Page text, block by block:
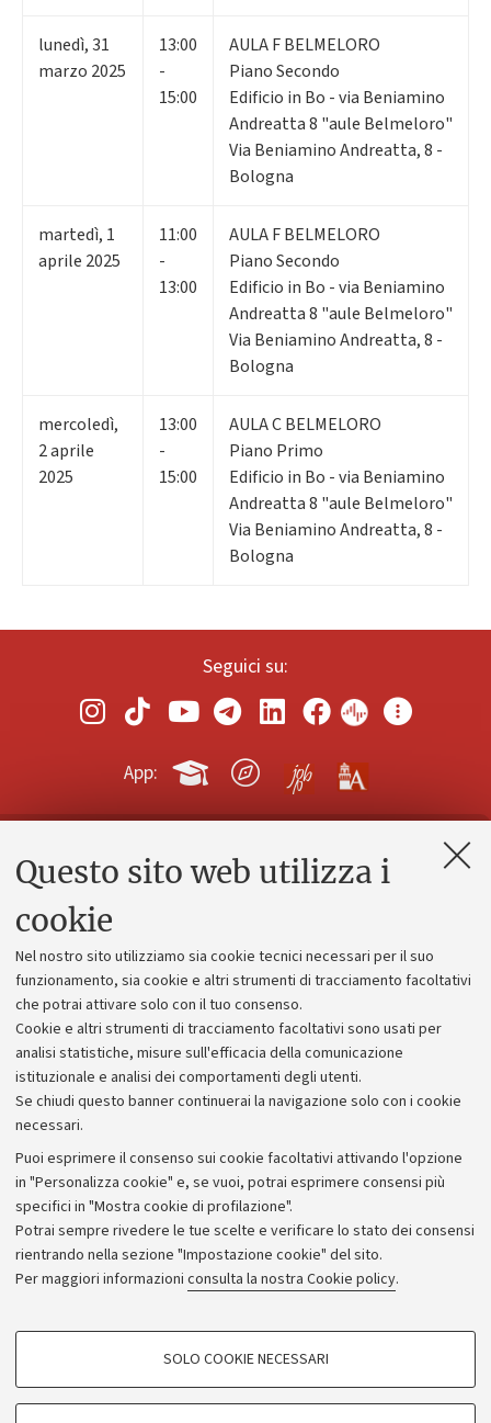
Questo sito web utilizza i
cookie
Nel nostro sito utilizziamo sia cookie tecnici necessari per il suo
funzionamento, sia cookie e altri strumenti di tracciamento facoltativi
che potrai attivare solo con il tuo consenso.
Cookie e altri strumenti di tracciamento facoltativi sono usati per
analisi statistiche, misure sull'efficacia della comunicazione
istituzionale e analisi dei comportamenti degli utenti.
Se chiudi questo banner continuerai la navigazione solo con i cookie
necessari.
Puoi esprimere il consenso sui cookie facoltativi attivando l'opzione
in "Personalizza cookie" e, se vuoi, potrai esprimere consensi più
specifici in "Mostra cookie di profilazione".
Potrai sempre rivedere le tue scelte e verificare lo stato dei consensi
rientrando nella sezione "Impostazione cookie" del sito.
Per maggiori informazioni consulta la nostra Cookie policy.
COOKIE DI PROFILAZIONE - FACOLTATIVI
SOLO COOKIE NECESSARI
lunedì,31
marzo 2025
13:00
-
15:00
AULA F BELMELORO
Piano Secondo
Edificio in Bo - via Beniamino
Andreatta 8 "aule Belmeloro"
Via Beniamino Andreatta, 8 -
Bologna
martedì, 1
aprile 2025
11:00
-
13:00
AULA F BELMELORO
Piano Secondo
Edificio in Bo - via Beniamino
Andreatta 8 "aule Belmeloro"
Via Beniamino Andreatta, 8 -
Bologna
mercoledì,
2aprile
2025
13:00
-
15:00
AULA C BELMELORO
Piano Primo
Edificio in Bo - via Beniamino
Andreatta 8 "aule Belmeloro"
Via Beniamino Andreatta, 8 -
Bologna
Seguici su:
App:
Contatti e PEC
Alumni community
Piano strategico
Bilanci
Donazioni e 5x1000
Bandi, gare e concorsi
Albo online
Amministrazione trasparente
Atti di notifica
Informazioni sul sito e accessibilità
Dichiarazione di accessibilità
Privacy e note legali
Impostazioni Cookie